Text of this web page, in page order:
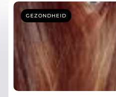
GEZONDHEID